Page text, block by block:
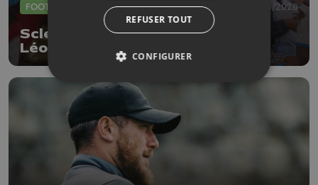
FOOTBALL 04/06/2026
Sclessin a vibré au rythme des
Léopards
REFUSER TOUT
CONFIGURER